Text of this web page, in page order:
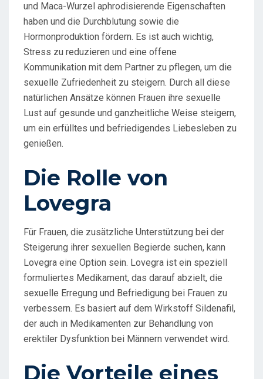
und Maca-Wurzel aphrodisierende Eigenschaften
haben und die Durchblutung sowie die
Hormonproduktion fördern. Es ist auch wichtig,
Stress zu reduzieren und eine offene
Kommunikation mit dem Partner zu pflegen, um die
sexuelle Zufriedenheit zu steigern. Durch all diese
natürlichen Ansätze können Frauen ihre sexuelle
Lust auf gesunde und ganzheitliche Weise steigern,
um ein erfülltes und befriedigendes Liebesleben zu
genießen.
Die Rolle von
Lovegra
Für Frauen, die zusätzliche Unterstützung bei der
Steigerung ihrer sexuellen Begierde suchen, kann
Lovegra eine Option sein. Lovegra ist ein speziell
formuliertes Medikament, das darauf abzielt, die
sexuelle Erregung und Befriedigung bei Frauen zu
verbessern. Es basiert auf dem Wirkstoff Sildenafil,
der auch in Medikamenten zur Behandlung von
erektiler Dysfunktion bei Männern verwendet wird.
Die Vorteile eines